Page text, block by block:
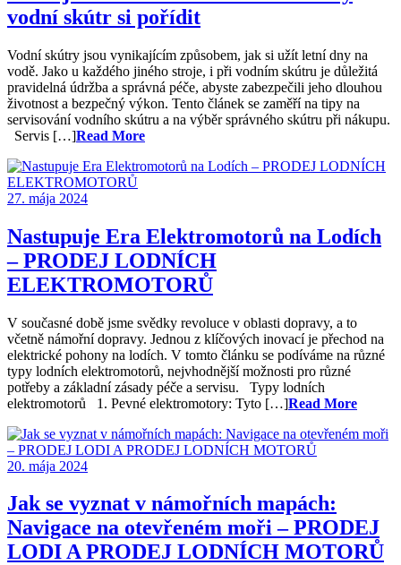
vodní skútr si pořídit
Vodní skútry jsou vynikajícím způsobem, jak si užít letní dny na
vodě. Jako u každého jiného stroje, i při vodním skútru je důležitá
pravidelná údržba a správná péče, abyste zabezpečili jeho dlouhou
životnost a bezpečný výkon. Tento článek se zaměří na tipy na
servisování vodního skútru a na výběr správného skútru při nákupu.
Servis […]Read More
27. mája 2024
Nastupuje Era Elektromotorů na Lodích
– PRODEJ LODNÍCH
ELEKTROMOTORŮ
V současné době jsme svědky revoluce v oblasti dopravy, a to
včetně námořní dopravy. Jednou z klíčových inovací je přechod na
elektrické pohony na lodích. V tomto článku se podíváme na různé
typy lodních elektromotorů, nejvhodnější možnosti pro různé
potřeby a základní zásady péče a servisu. Typy lodních
elektromotorů 1. Pevné elektromotory: Tyto […]Read More
20. mája 2024
Jak se vyznat v námořních mapách:
Navigace na otevřeném moři – PRODEJ
LODI A PRODEJ LODNÍCH MOTORŮ